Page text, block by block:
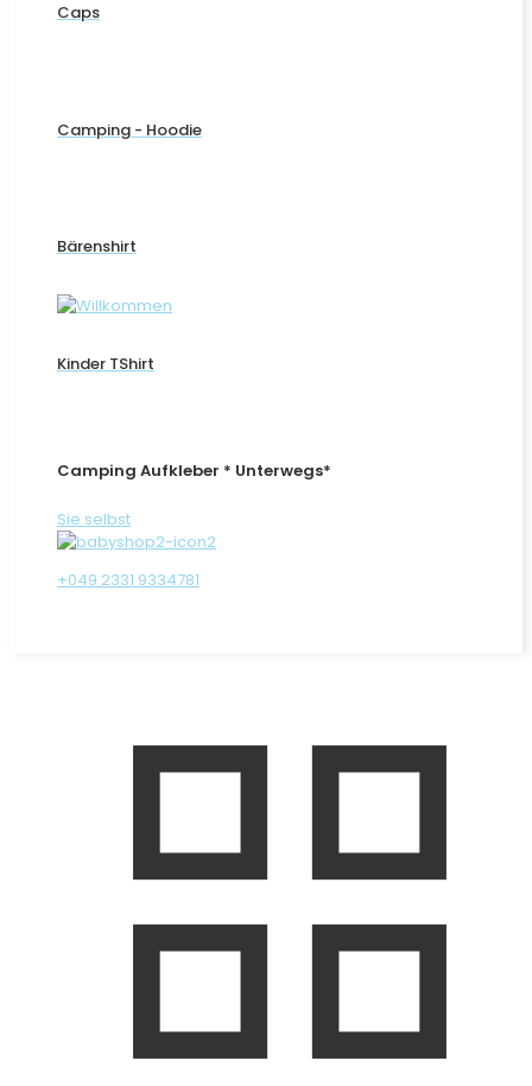
Caps
Camping - Hoodie
Bärenshirt
Kinder TShirt
Camping Aufkleber * Unterwegs*
Sie selbst
+049 2331 9334781